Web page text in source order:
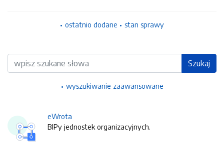
ostatnio dodane stan sprawy
Wyszukiwarka Szukaj
wyszukiwanie zaawansowane
eWrota
BIPy jednostek organizacyjnych.